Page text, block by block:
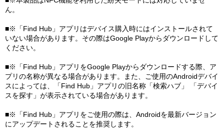
ん。
■※「Find Hub」アプリはデバイス購入時にはインストールされて
いない場合があります。その際はGoogle Playからダウンロードして
ください。
■※「Find Hub」アプリをGoogle Playからダウンロードする際、ア
プリの名称が異なる場合があります。また、ご使用のAndroidデバイ
スによっては、「Find Hub」アプリの旧名称「検索ハブ」 「デバイ
スを探す」が表示されている場合があります。
■※「Find Hub」アプリをご使用の際は、Androidを最新バージョン
にアップデートされることを推奨します。